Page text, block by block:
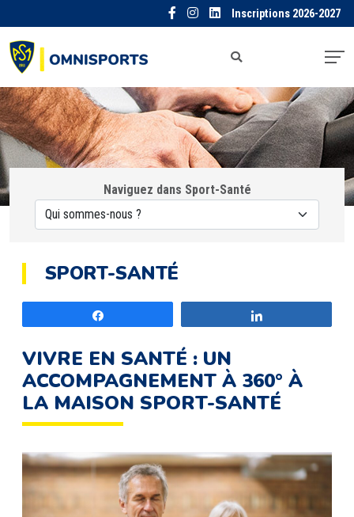
Inscriptions 2026-2027
Naviguez dans Sport-Santé
SPORT-SANTÉ
VIVRE EN SANTÉ : UN
ACCOMPAGNEMENT À 360° À
LA MAISON SPORT-SANTÉ